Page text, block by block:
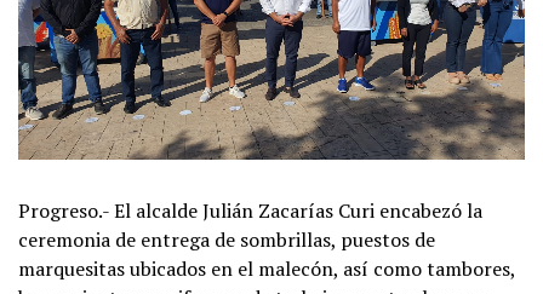
Progreso.- El alcalde Julián Zacarías Curi encabezó la
ceremonia de entrega de sombrillas, puestos de
marquesitas ubicados en el malecón, así como tambores,